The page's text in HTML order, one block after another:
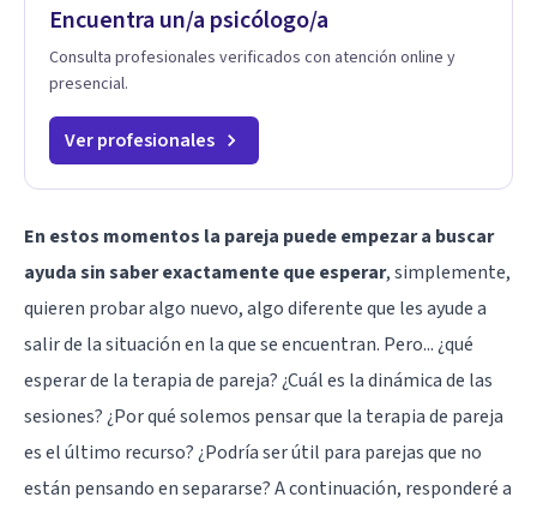
Encuentra un/a psicólogo/a
Consulta profesionales verificados con atención online y
presencial.
Ver profesionales
En estos momentos la pareja puede empezar a buscar
ayuda sin saber exactamente que esperar, simplemente,
quieren probar algo nuevo, algo diferente que les ayude a
salir de la situación en la que se encuentran. Pero... ¿qué
esperar de la terapia de pareja? ¿Cuál es la dinámica de las
sesiones? ¿Por qué solemos pensar que la terapia de pareja
es el último recurso? ¿Podría ser útil para parejas que no
están pensando en separarse? A continuación, responderé a